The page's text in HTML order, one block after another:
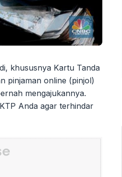
khususnya Kartu Tanda
pinjaman online (pinjol)
mengajukannya.
Anda agar terhindar